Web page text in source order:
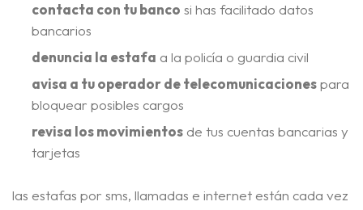
contacta con tu banco si has facilitado datos
bancarios
denuncia la estafa a la policía o guardia civil
avisa a tu operador de telecomunicacionespara
bloquear posibles cargos
revisa los movimientos de tus cuentas bancarias y
tarjetas
las estafas por sms, llamadas e internet están cada vez